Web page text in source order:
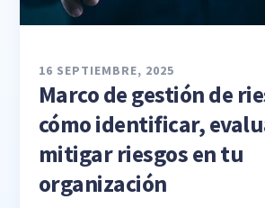
16 SEPTIEMBRE, 2025
Marco de gestión de
cómo identificar,
mitigar riesgos en tu
organización